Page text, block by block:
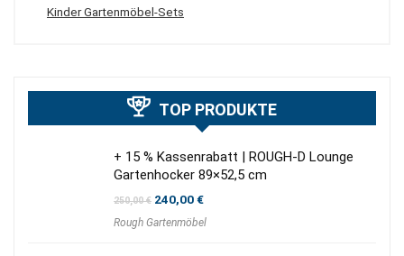
Kinder Gartenmöbel-Sets
TOP PRODUKTE
+ 15 % Kassenrabatt | ROUGH-D Lounge
Gartenhocker 89×52,5 cm
250,00€ Ursprünglicher
war:
240,00€Aktueller
ist:
Rough Gartenmöbel